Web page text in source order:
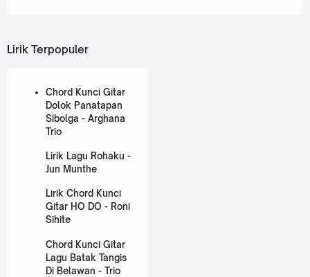
Lirik Terpopuler
Chord Kunci Gitar
Dolok Panatapan
Sibolga - Arghana
Trio
Lirik Lagu Rohaku -
Jun Munthe
Lirik Chord Kunci
Gitar HO DO - Roni
Sihite
Chord Kunci Gitar
Lagu Batak Tangis
Di Belawan - Trio